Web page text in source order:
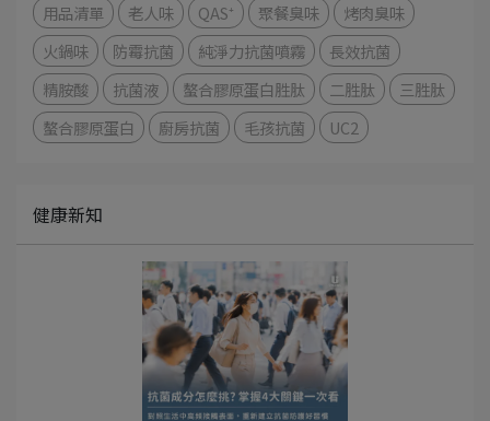
用品清單
老人味 QAS⁺ 聚餐臭味
烤肉臭味
火鍋味
防霉抗菌 純淨力抗菌噴霧
長效抗菌
精胺酸
抗菌液 螯合膠原蛋白胜肽 二胜肽
三胜肽
螯合膠原蛋白
廚房抗菌 毛孩抗菌 UC2
健康新知